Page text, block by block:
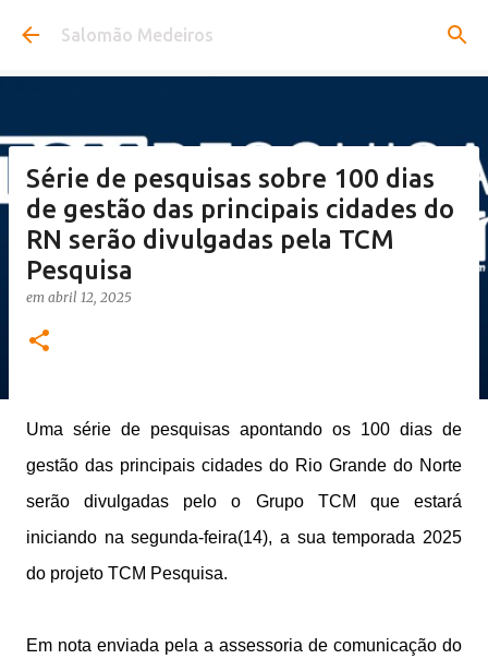
Pular para o conteúdo principal
Salomão Medeiros
Série de pesquisas sobre 100 dias
de gestão das principais cidades do
RN serão divulgadas pela TCM
Pesquisa
em abril 12, 2025
Uma série de pesquisas apontando os 100 dias de
gestão das principais cidades do Rio Grande do Norte
serão divulgadas pelo o Grupo TCM que estará
iniciando na segunda-feira(14), a sua temporada 2025
do projeto TCM Pesquisa.
Em nota enviada pela a assessoria de comunicação do